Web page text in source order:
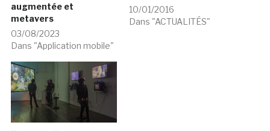
augmentée et
metavers
03/08/2023
Dans "Application mobile"
10/01/2016
Dans "ACTUALITÉS"